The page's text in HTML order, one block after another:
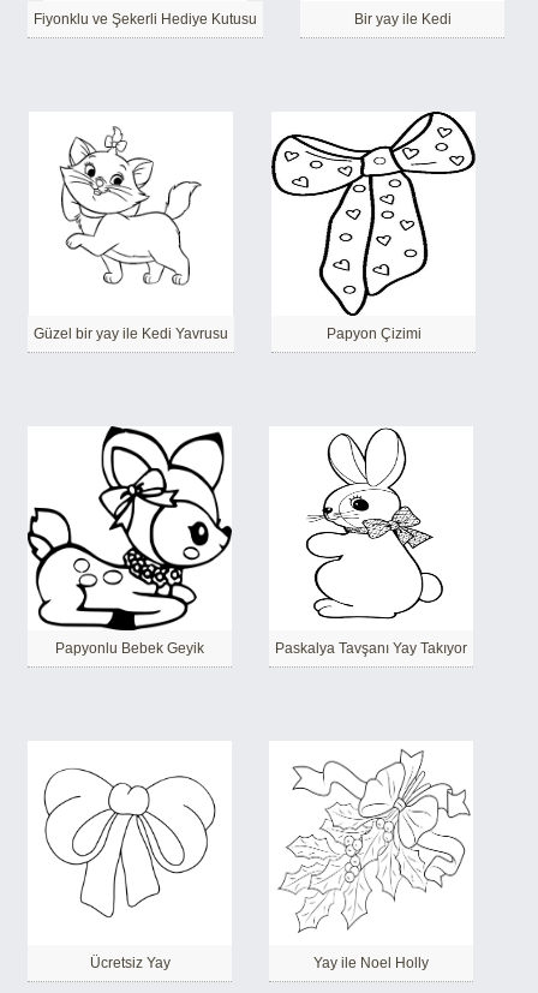
Fiyonklu ve Şekerli Hediye Kutusu Bir yay ile Kedi
Güzel bir yay ile Kedi Yavrusu Papyon Çizimi
Papyonlu Bebek Geyik Paskalya Tavşanı Yay Takıyor
Ücretsiz Yay Yay ile Noel Holly